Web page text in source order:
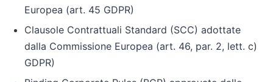
Europea (art. 45 GDPR)
Clausole Contrattuali Standard (SCC) adottate
dalla Commissione Europea (art. 46, par. 2, lett. c)
GDPR)